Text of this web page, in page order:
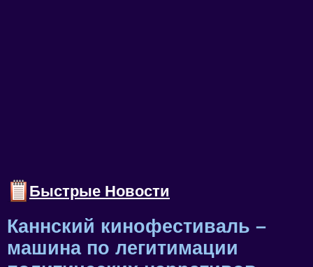
Быстрые Новости
Каннский кинофестиваль –
машина по легитимации